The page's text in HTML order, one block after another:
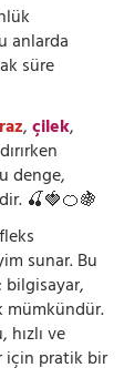
anlarda
süre
,çilek,
denge,
🍒🍓🍊🍇
sunar. Bu
ve
için pratik bir